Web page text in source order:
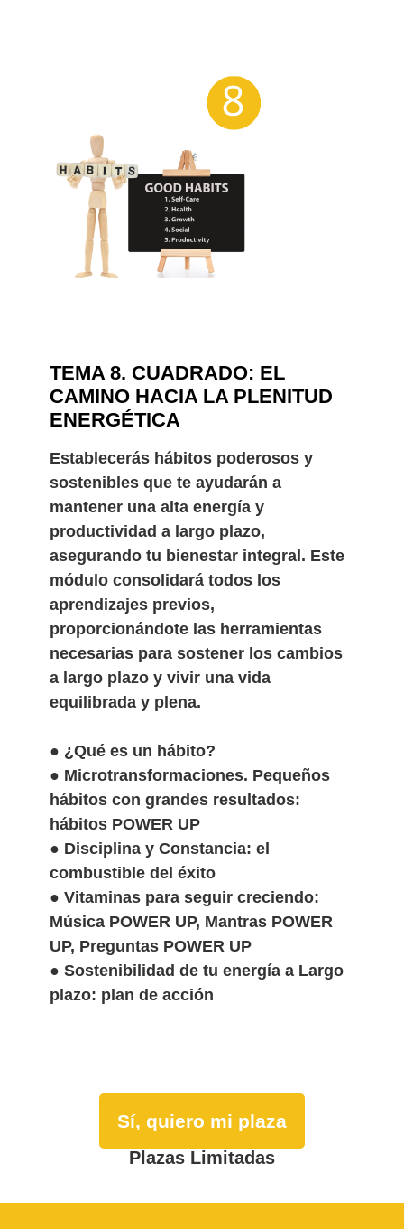
TEMA 8. CUADRADO: EL
CAMINO HACIA LA PLENITUD
ENERGÉTICA
Establecerás hábitos poderosos y
sostenibles que te ayudarán a
mantener una alta energía y
productividad a largo plazo,
asegurando tu bienestar integral. Este
módulo consolidará todos los
aprendizajes previos,
proporcionándote las herramientas
necesarias para sostener los cambios
a largo plazo y vivir una vida
equilibrada y plena.
● ¿Qué es un hábito?
● Microtransformaciones. Pequeños
hábitos con grandes resultados:
hábitos POWER UP
● Disciplina y Constancia: el
combustible del éxito
● Vitaminas para seguir creciendo:
Música POWER UP, Mantras POWER
UP, Preguntas POWER UP
● Sostenibilidad de tu energía a Largo
plazo: plan de acción
Sí, quiero mi plaza
Plazas Limitadas